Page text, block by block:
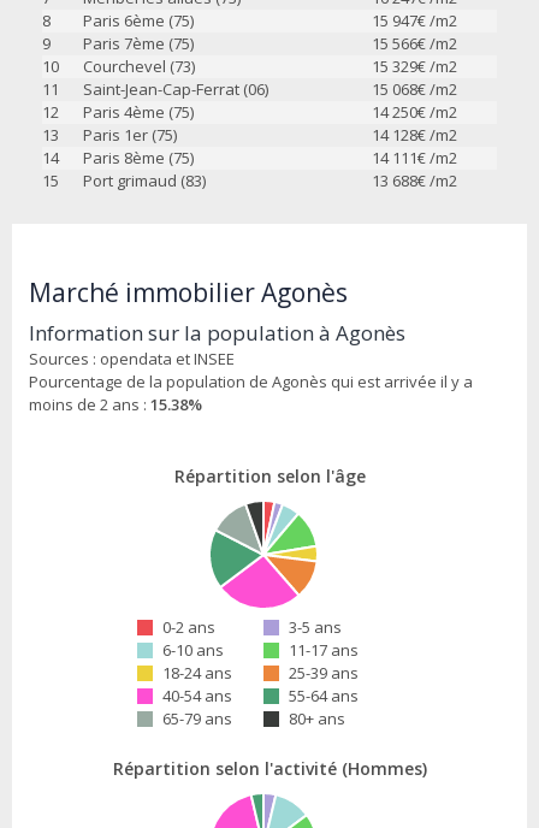
8
Paris 6ème (75) 15 947€ /m2
9
Paris 7ème (75) 15 566€ /m2
10
Courchevel (73) 15 329€ /m2
11
Saint-Jean-Cap-Ferrat (06) 15 068€ /m2
12
Paris 4ème (75) 14 250€ /m2
13
Paris 1er (75) 14 128€ /m2
14
Paris 8ème (75) 14 111€ /m2
15
Port grimaud (83) 13 688€ /m2
Marché immobilier Agonès
Information sur la population à Agonès
Sources : opendata et INSEE
Pourcentage de la population de Agonès qui est arrivée il y a
moins de 2 ans : 15.38%
Répartition selon l'âge
0-2 ans
3-5 ans
6-10 ans
11-17 ans
18-24 ans
25-39 ans
40-54 ans
55-64 ans
65-79 ans
80+ ans
Répartition selon l'activité (Hommes)